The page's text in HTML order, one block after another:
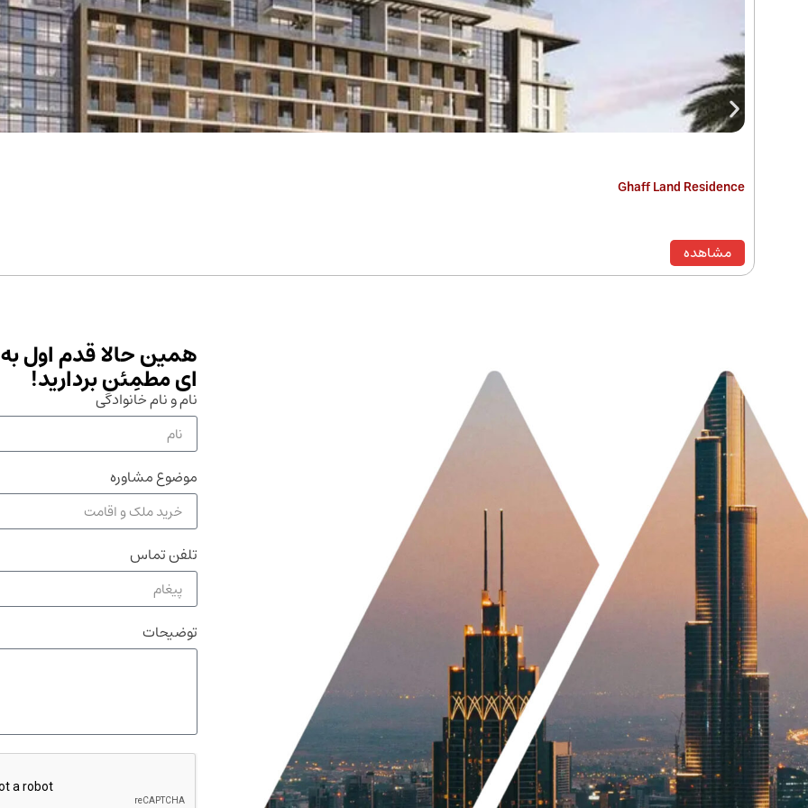
Ghaff Land Residence
مشاهده
همین حالا قدم اول
ای مطمِئن بردارید!
نام و نام خانوادگی
موضوع مشاوره
تلفن تماس
توضیحات